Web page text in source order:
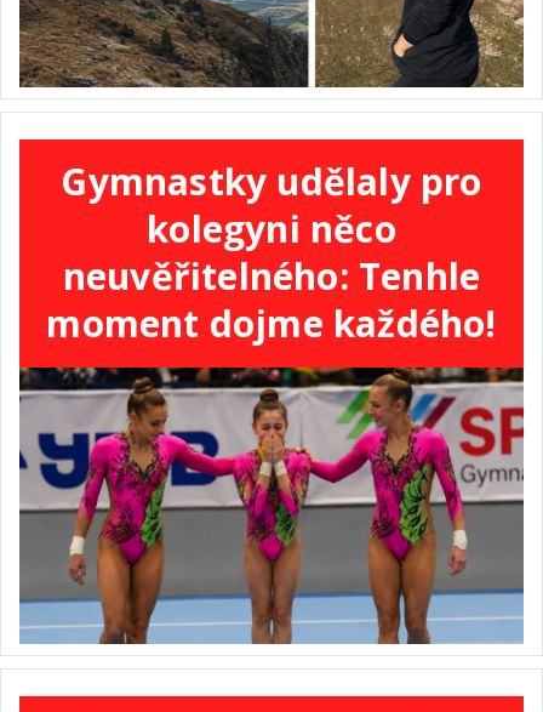
Gymnastky udělaly pro
kolegyni něco
neuvěřitelného: Tenhle
moment dojme každého!